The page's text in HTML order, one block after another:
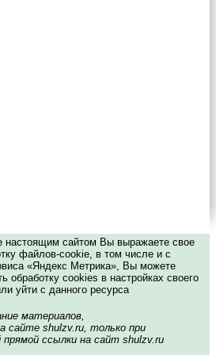
настоящим сайтом Вы выражаете свое
файлов-cookie, в том числе и с
«Яндекс Метрика», Вы можете
обработку cookies в настройках своего
уйти с данного ресурса
материалов,
сайте shulzv.ru, только при
прямой ссылки на сайт shulzv.ru